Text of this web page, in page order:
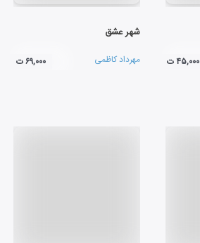
۴۵,۰۰۰ ت
شهر عشق
مهرداد کاظمی ۶۹,۰۰۰ ت